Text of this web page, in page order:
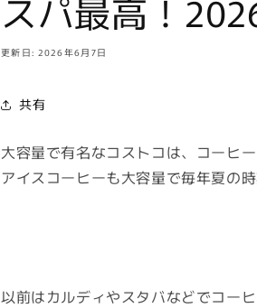
スパ最高！
更新日: 2026年6月7日
共有
大容量で有名なコストコは、コーヒ
アイスコーヒーも大容量で毎年夏の
以前はカルディやスタバなどでコー